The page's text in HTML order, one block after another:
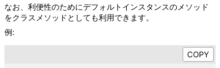
なお、利便性のためにデフォルトインスタンスのメソッド
をクラスメソッドとしても利用できます。
例: